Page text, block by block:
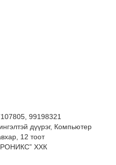
99198321
дүүрэг, Компьютер
12 тоот
ХХК